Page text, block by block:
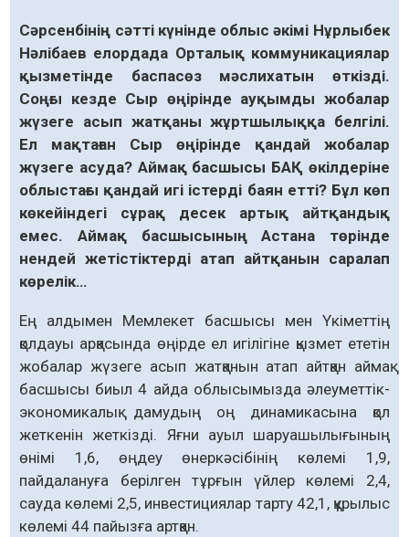
Сәрсенбінің сәтті күнінде облыс әкімі Нұрлыбек
Нәлібаев елордада Орталық коммуникациялар
қызме­тінде баспасөз мәслихатын өткізді.
Соңғы кезде Сыр өңірінде ауқымды жобалар
жүзеге асып жатқаны жұртшылыққа белгілі.
Ел мақтаған Сыр өңірінде қандай жобалар
жүзеге асуда? Аймақ басшысы БАҚ өкілдеріне
облыстағы қандай игі істерді баян етті? Бұл көп
көкейіндегі сұрақ десек артық айтқандық
емес. Аймақ басшысының Астана төрінде
нендей жетістіктерді атап айтқанын саралап
көрелік…
Ең алдымен Мемлекет басшысы мен Үкіметтің
қолдауы арқасында өңірде ел игілігіне қызмет ететін
жобалар жүзеге асып жатқанын атап айтқан аймақ
басшысы биыл 4 айда облысымызда әлеуметтік-
экономикалық дамудың оң динами­касына қол
жеткенін жеткізді. Яғни ауыл шаруа­шылығының
өнімі 1,6, өңдеу өнеркәсібінің көлемі 1,9,
пайдалануға берілген тұрғын үйлер көлемі 2,4,
сауда көлемі 2,5, инвестициялар тарту 42,1, құрылыс
көлемі 44 пайызға артқан.